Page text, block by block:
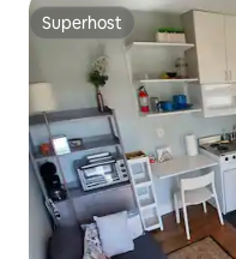
Superhost
Superhost